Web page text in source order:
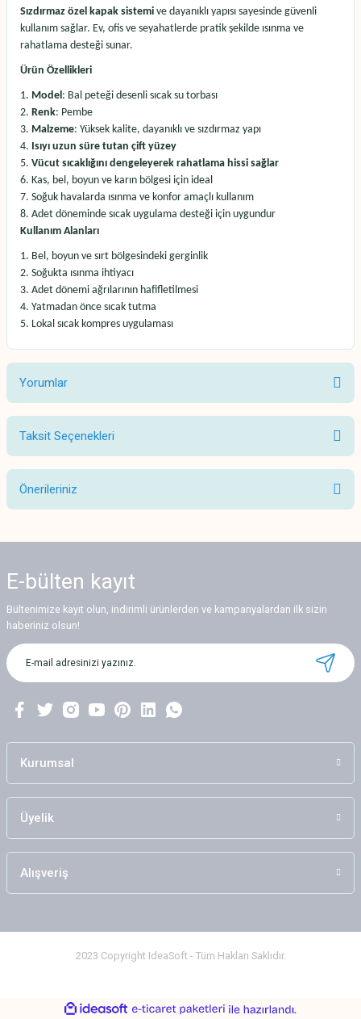
Sızdırmaz özel kapak sistemi ve dayanıklı yapısı sayesinde güvenli
kullanım sağlar. Ev, ofis ve seyahatlerde pratik şekilde ısınma ve
rahatlama desteği sunar.
Ürün Özellikleri
Model: Bal peteği desenli sıcak su torbası
Renk: Pembe
Malzeme: Yüksek kalite, dayanıklı ve sızdırmaz yapı
Isıyı uzun süre tutan çift yüzey
Vücut sıcaklığını dengeleyerek rahatlama hissi sağlar
Kas, bel, boyun ve karın bölgesi için ideal
Soğuk havalarda ısınma ve konfor amaçlı kullanım
Adet döneminde sıcak uygulama desteği için uygundur
Kullanım Alanları
Bel, boyun ve sırt bölgesindeki gerginlik
Soğukta ısınma ihtiyacı
Adet dönemi ağrılarının hafifletilmesi
Yatmadan önce sıcak tutma
Lokal sıcak kompres uygulaması
Yorumlar
Bu ürüne ilk yorumu siz yapın!
Taksit Seçenekleri
Önerileriniz
Görüş ve önerileriniz için teşekkür ederiz.
Ürün resmi kalitesiz, bozuk veya görüntülenemiyor.
Ürün açıklamasında eksik bilgiler bulunuyor.
Ürün bilgilerinde hatalar bulunuyor.
Bu ürüne benzer farklı alternatifler olmalı.
E-bülten kayıt
Bültenimize kayıt olun, indirimli ürünlerden ve kampanyalardan ilk sizin
haberiniz olsun!
Kurumsal
Üyelik
Alışveriş
2023 Copyright IdeaSoft - Tüm Hakları Saklıdır.
ideasoft
e-